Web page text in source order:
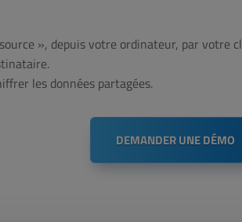
», depuis votre ordinateur, par
les données partagées.
DEMANDER UNE DÉMO